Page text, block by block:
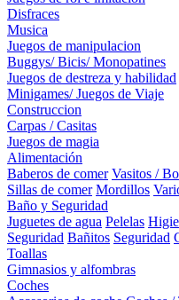
Disfraces
Musica
Juegos de manipulacion
Buggys/ Bicis/ Monopatines
Juegos de destreza y habilidad
Minigames/ Juegos de Viaje
Construccion
Carpas / Casitas
Juegos de magia
Alimentación
Baberos de comer Vasitos /
Sillas de comer Mordillos
Baño y Seguridad
Juguetes de agua Pelelas
Seguridad Bañitos Seguridad
Toallas
Gimnasios y alfombras
Coches